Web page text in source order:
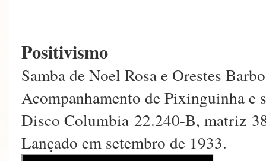
Positivismo
Samba de Noel Rosa e Orestes
Acompanhamento de Pixinguinha e
Disco Columbia 22.240-B, matriz
Lançado em setembro de 1933.